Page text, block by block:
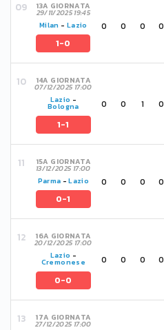
13A GIORNATA
29/11/2025 19:45
Milan - Lazio
1-0
0 0 0 0
14A GIORNATA
07/12/2025 17:00
Lazio -
Bologna
1-1
0 0 1 0
15A GIORNATA
13/12/2025 17:00
Parma -Lazio
0-1
0 0 0 0
16A GIORNATA
20/12/2025 17:00
Lazio -
Cremonese
0-0
0 0 0 0
17A GIORNATA
27/12/2025 17:00